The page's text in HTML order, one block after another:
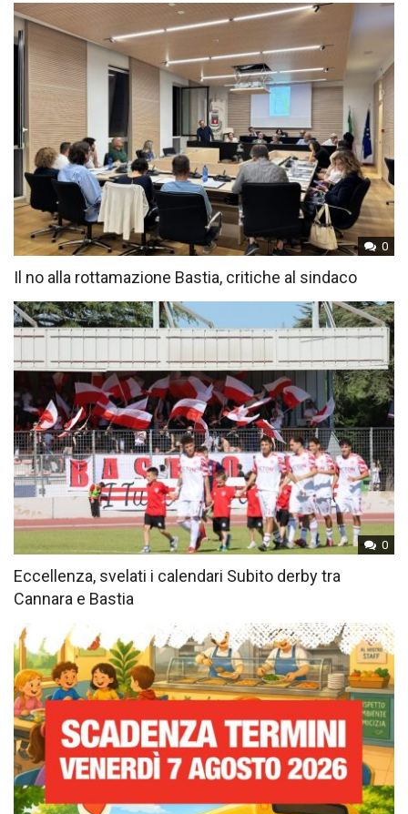
0
Il no alla rottamazione Bastia, critiche al sindaco
0
Eccellenza, svelati i calendari Subito derby tra
Cannara e Bastia